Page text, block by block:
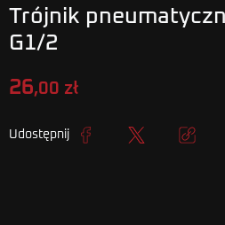
Trójnik
G1/2
26,00 zł
Udostępnij